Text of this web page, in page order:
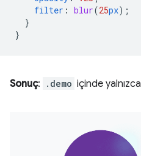
filter : blur(25px);
}
}
Sonuç: .demo içinde yalnızca